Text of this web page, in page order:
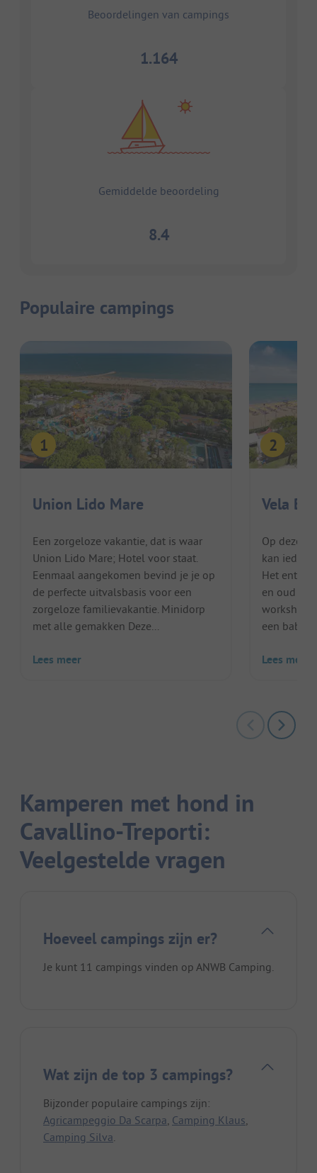
Beoordelingen van campings
1.164
Gemiddelde beoordeling
8.4
Populaire campings
Union Lido Mare
Een zorgeloze vakantie, dat is waar
Union Lido Mare; Hotel voor staat.
Eenmaal aangekomen bevind je je op
de perfecte uitvalsbasis voor een
zorgeloze familievakantie. Minidorp
met alle gemakken Deze...
Lees meer
Vela
Op deze
kan
Het
en oud
workshops
een
Lees meer
Kamperen met hond in
Cavallino-Treporti:
Veelgestelde vragen
Hoeveel campings zijn er?
Je kunt 11 campings vinden op ANWB Camping.
Wat zijn de top 3 campings?
Bijzonder populaire campings zijn:
Agricampeggio Da Scarpa, Camping Klaus,
Camping Silva.